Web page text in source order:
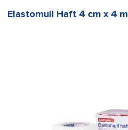
Elastomull Haft 4 cm x 4 m